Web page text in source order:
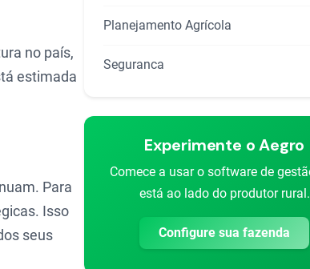
no país,
estimada
Para
Isso
seus
Planejamento Agrícola
Seguranca
Experimente o Aegro
Comece a usar o software de
está ao lado do produtor rural.
Configure sua fazenda